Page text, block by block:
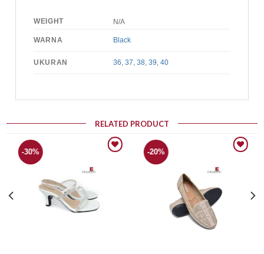
WEIGHT N/A
WARNA Black
UKURAN 36 ,37 ,38 ,39 ,40
RELATED PRODUCT
-30% -20%